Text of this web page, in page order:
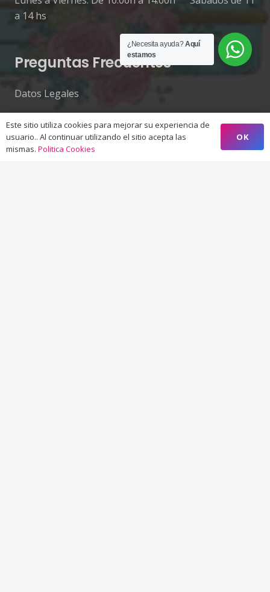
a 14 hs
Preguntas Frecuentes
Datos Legales
Protección de datos
Gastos de Envío
¿Necesita ayuda?Aquí
estamos
Este sitio utiliza cookies para mejorar su experiencia de
usuario.. Al continuar utilizando el sitio acepta las
mismas. Politica Cookies
OK